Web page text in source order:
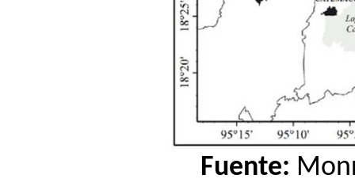
Fuente: